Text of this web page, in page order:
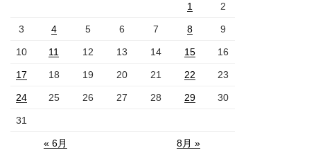
« 6月 8月 »
1 2
3 4 5 6 7 8 9
10 11 12 13 14 15 16
17 18 19 20 21 22 23
24 25 26 27 28 29 30
31